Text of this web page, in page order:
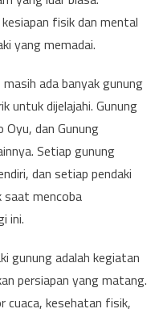
fisik dan mental
yang memadai.
ada banyak gunung
untuk dijelajahi. Gunung
Oyu, dan Gunung
Setiap gunung
dan setiap pendaki
saat mencoba
ini.
gunung adalah kegiatan
persiapan yang matang.
cuaca, kesehatan fisik,